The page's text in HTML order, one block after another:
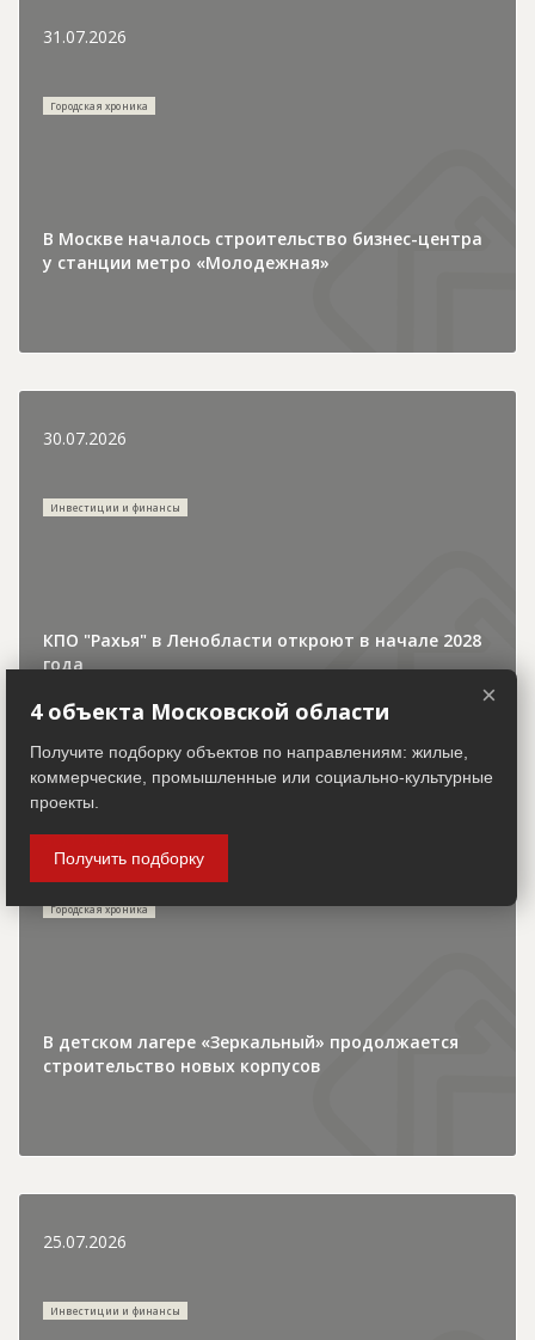
31.07.2026
Городская хроника
В Москве началось строительство бизнес-центра
у станции метро «Молодежная»
30.07.2026
Инвестиции и финансы
КПО "Рахья" в Ленобласти откроют в начале 2028
года
30.07.2026
Городская хроника
В детском лагере «Зеркальный» продолжается
строительство новых корпусов
25.07.2026
Инвестиции и финансы
×
4 объекта Московской области
Получите подборку объектов по направлениям: жилые,
коммерческие, промышленные или социально-культурные
проекты.
Получить подборку